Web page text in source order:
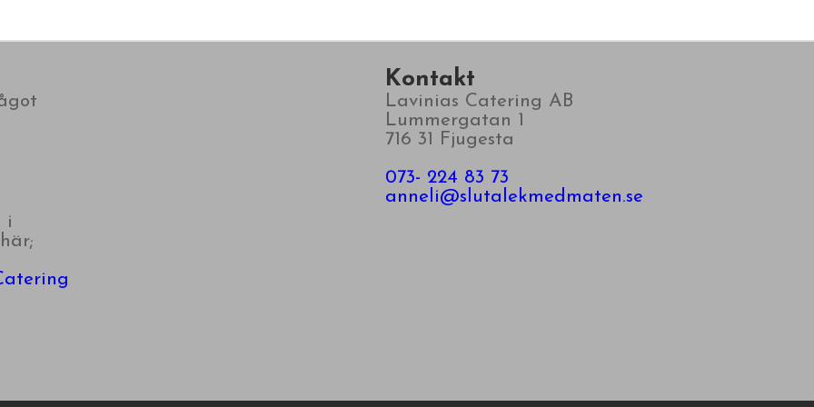
i
Kontakt
Lavinias Catering AB
​​​​​​​Lummergatan 1
716 31 Fjugesta
073- 224 83 73
​​​​​​​​​​​​​​anneli@slutalekmedmaten.se